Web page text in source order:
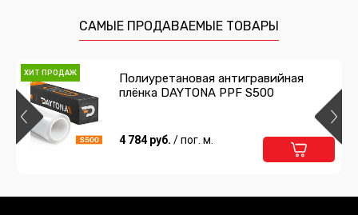
САМЫЕ ПРОДАВАЕМЫЕ ТОВАРЫ
ХИТ ПРОДАЖ
Полиуретановая антигравийная
плёнка DAYTONA PPF S500
4 784 руб. / пог. м.